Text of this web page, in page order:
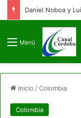
Menú
Inicio /Colombia
Colombia